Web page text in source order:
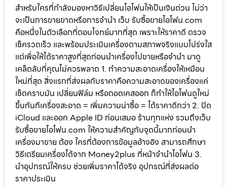
สำหรับใครที่กำลังมองหาวิธีเปลี่ยนไอโฟนให้เป็นเงินด่วน ไม่ว่า
จะเป็นการขายขาดหรือการจำนำ เว็บ รับซื้อขายไอโฟน.com
คือหนึ่งในตัวเลือกที่ตอบโจทย์มากที่สุด เพราะให้ราคาดี ตรวจ
เช็ครวดเร็ว และพร้อมประเมินเครื่องตามสภาพจริงแบบโปร่งใส
แต่เพื่อให้ได้ราคาสูงที่สุดก่อนนำเครื่องไปขายหรือจำนำ มาดู
เคล็ดลับที่คุณไม่ควรพลาด 1. ทำความสะอาดเครื่องให้เหมือน
ใหม่ที่สุด สิ่งแรกที่ส่งผลกับราคาคือความสะอาดของเครื่องแค่
เช็ดคราบมัน เปลี่ยนฟิล์ม หรือถอดเคสออก ก็ทำให้ไอโฟนดูใหม่
ขึ้นทันทีเครื่องสะอาด = เพิ่มความน่าซื้อ = ได้ราคาดีกว่า 2. ปิด
iCloud และออก Apple ID ก่อนเสมอ ร้านทุกแห่ง รวมถึงเว็บ
รับซื้อขายไอโฟน.com ให้ความสำคัญกับจุดนี้มากก่อนนำ
เครื่องมาขาย ต้อง ใครที่ต้องการข้อมูลอ้างอิง สามารถศึกษา
วิธีเตรียมเครื่องได้จาก Money2plus ที่หน้าจำนำไอโฟน 3.
นำอุปกรณ์ให้ครบ ช่วยเพิ่มราคาได้จริง อุปกรณ์ที่ส่งผลต่อ
ราคาประเมิน